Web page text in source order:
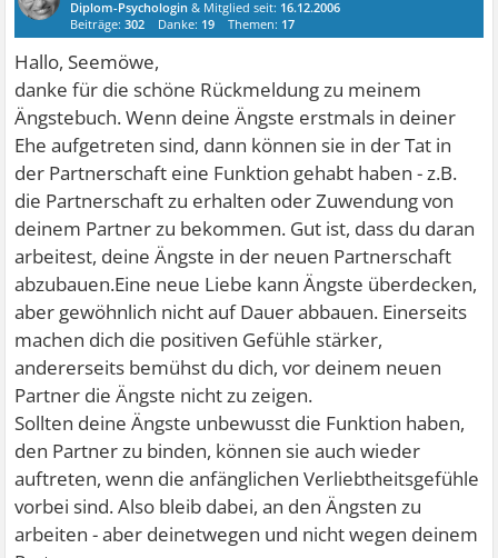
Diplom-Psychologin & Mitglied seit: 16.12.2006
Beiträge:302 Danke: 19 Themen: 17
Hallo, Seemöwe,
danke für die schöne Rückmeldung zu meinem
Ängstebuch. Wenn deine Ängste erstmals in deiner
Ehe aufgetreten sind, dann können sie in der Tat in
der Partnerschaft eine Funktion gehabt haben - z.B.
die Partnerschaft zu erhalten oder Zuwendung von
deinem Partner zu bekommen. Gut ist, dass du daran
arbeitest, deine Ängste in der neuen Partnerschaft
abzubauen.Eine neue Liebe kann Ängste überdecken,
aber gewöhnlich nicht auf Dauer abbauen. Einerseits
machen dich die positiven Gefühle stärker,
andererseits bemühst du dich, vor deinem neuen
Partner die Ängste nicht zu zeigen.
Sollten deine Ängste unbewusst die Funktion haben,
den Partner zu binden, können sie auch wieder
auftreten, wenn die anfänglichen Verliebtheitsgefühle
vorbei sind. Also bleib dabei, an den Ängsten zu
arbeiten - aber deinetwegen und nicht wegen deinem